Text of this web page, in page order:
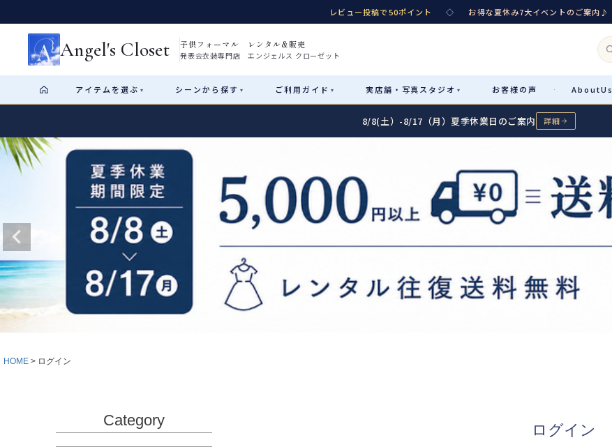
レビュー投稿で50ポイント ◇ お得な夏休み7大イベントのご案内♪
Angel's Closet 子供フォーマル レンタル&販売
発表会衣装専門店 エンジェルス クローゼット
アイテム を選ぶ ▾ シーンから探す ▾ ご利用ガイド ▾ 実店舗・ 写真スタジオ ▾ お客様の声 · AboutUs
カテゴリ詳細 サイズで選ぶ →
レンタル
女の子ドレス 男の子スーツ
シューズ 小物・アクセ
アウター
Sale
性別・サイズで絞り込む
Recital & Concours
Start はじめに
ショップガイド（総合案内）
レンタル・販売の入口
サイズの選び方
測り方と目安
Angel's Closetについて
創業2003年からの想い
04 レンタルのご案内
予約・配送・返却・料金
05 レンタルの流れ
06 あんしんパック
汚れ・キズ・破損の補償
Atelier
8/8(土）-8/17（月）夏季休業日のご案内 詳細
HOME ログイン
Category
ログイン